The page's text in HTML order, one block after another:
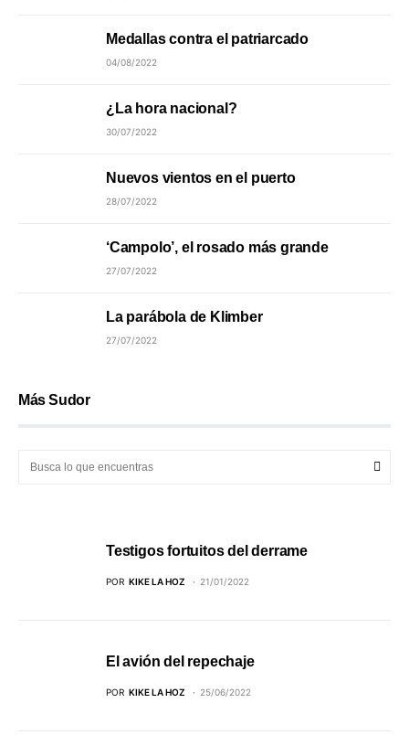
Medallas contra el patriarcado
04/08/2022
¿La hora nacional?
30/07/2022
Nuevos vientos en el puerto
28/07/2022
‘Campolo’, el rosado más grande
27/07/2022
La parábola de Klimber
27/07/2022
Más Sudor
Testigos fortuitos del derrame
POR KIKE LA HOZ 21/01/2022
El avión del repechaje
POR KIKE LA HOZ 25/06/2022